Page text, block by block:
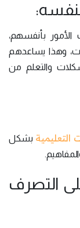
بأنفسهم،
وهذا يساعدهم
والتعلم من
التعليمية بشكل
التصرف